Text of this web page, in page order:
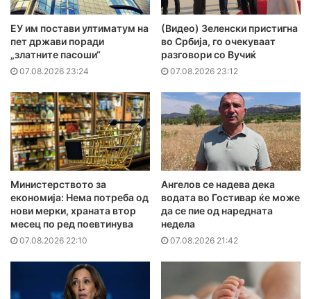
ЕУ им постави ултиматум на
пет држави поради
„златните пасоши“
07.08.2026 23:24
(Видео) Зеленски пристигна
во Србија, го очекуваат
разговори со Вучиќ
07.08.2026 23:12
Министерството за
економија: Нема потреба од
нови мерки, храната втор
месец по ред поевтинува
07.08.2026 22:10
Ангелов се надева дека
водата во Гостивар ќе може
да се пие од наредната
недела
07.08.2026 21:42